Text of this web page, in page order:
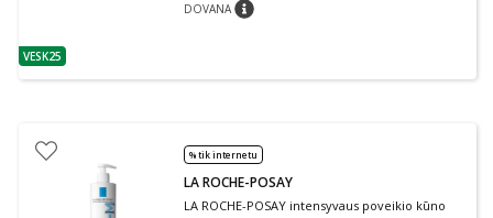
patarimas
VESK25
DOVANApatarimas
% tik internetu
LA ROCHE-POSAY
LA ROCHE-POSAY intensyvaus poveikio kūno